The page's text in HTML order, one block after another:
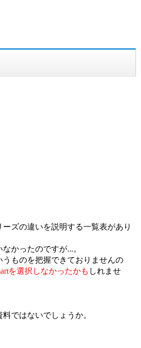
ズの違いを説明する一覧表があり
かったのですが...。
ものを把握できておりませんの
を選択しなかったかも しれませ
ではないでしょうか。